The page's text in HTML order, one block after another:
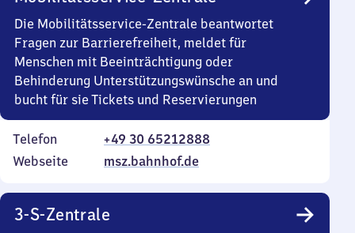
Die Mobilitätsservice-Zentrale beantwortet
Fragen zur Barrierefreiheit, meldet für
Menschen mit Beeinträchtigung oder
Behinderung Unterstützungswünsche an und
bucht für sie Tickets und Reservierungen
Telefon
+49 30 65212888
Webseite
msz.bahnhof.de
3-S-Zentrale